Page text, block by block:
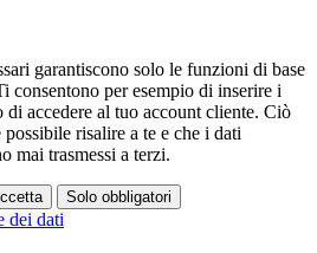
garantiscono solo le funzioni di base
consentono per esempio di inserire i
accedere al tuo account cliente. Ciò
risalire a te e che i dati
mai trasmessi a terzi.
Solo obbligatori
dei dati